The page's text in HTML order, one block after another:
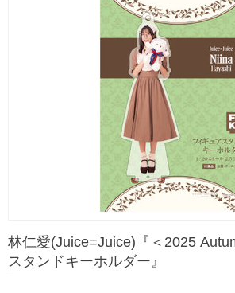
林仁愛(Juice=Juice)『＜2025
スタンドキーホルダー』